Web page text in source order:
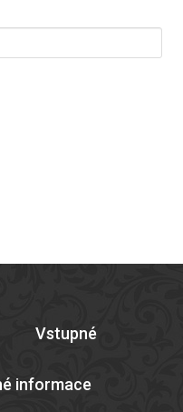
Vstupné
informace